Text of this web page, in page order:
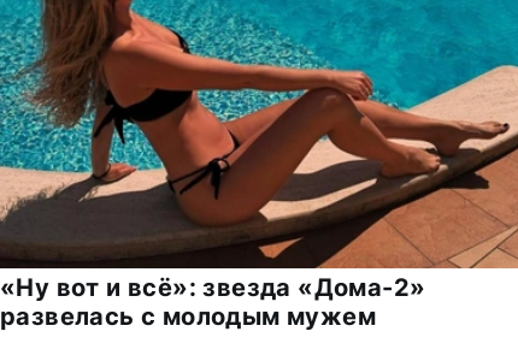
«Ну вот и всё»: звезда «Дома-2»
развелась с молодым мужем